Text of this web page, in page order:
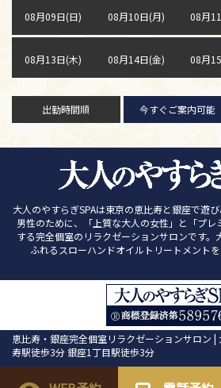
08月09日(日) 08月10日(月) 08月
08月13日(木) 08月14日(金) 08月
出勤時間順 今すぐご案内可能
大人のやすらぎSPAは東京の恵比寿と銀座で遊
男性のために、「上質な大人の女性」と「プレ
する完全個室のリラクゼーションサロンです。
ふれるスローハンドオイルトリートメントを
恵比寿・銀座完全個室リラクゼーションサロン |
寿駅徒歩3分 銀座1丁目駅徒歩3分